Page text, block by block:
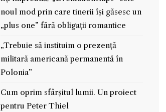
noul mod prin care tinerii își găsesc un
„plus one” fără obligații romantice
„Trebuie să instituim o prezență
militară americană permanentă în
Polonia”
Cum oprim sfârșitul lumii. Un proiect
pentru Peter Thiel